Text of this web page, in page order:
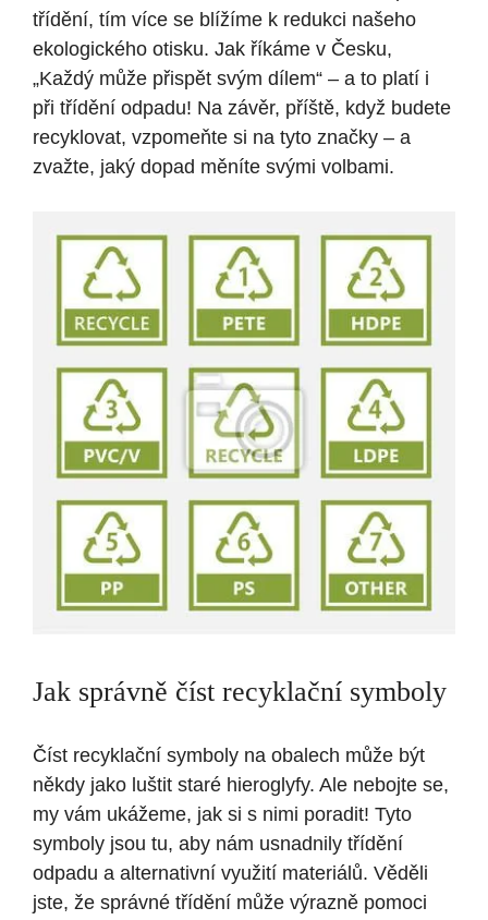
třídění, tím více se blížíme k redukci našeho
ekologického otisku. Jak říkáme v Česku,
„Každý může přispět svým dílem“ – a to platí i
při třídění odpadu! Na závěr, příště, když budete
recyklovat, vzpomeňte si na tyto značky – a
zvažte, jaký dopad měníte svými volbami.
Jak správně číst recyklační symboly
Číst recyklační symboly na obalech může být
někdy jako luštit staré hieroglyfy. Ale nebojte se,
my vám ukážeme, jak si s nimi poradit! Tyto
symboly jsou tu, aby nám usnadnily třídění
odpadu a alternativní využití materiálů. Věděli
jste, že správné třídění může výrazně pomoci